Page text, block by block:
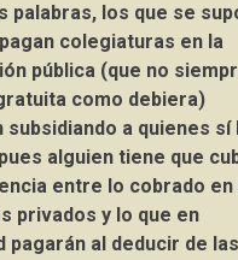
palabras, los que se
colegiaturas en la
pública (que no
como debiera)
subsidiando a quienes sí
alguien tiene que
entre lo cobrado en
privados y lo que en
pagarán al deducir de las